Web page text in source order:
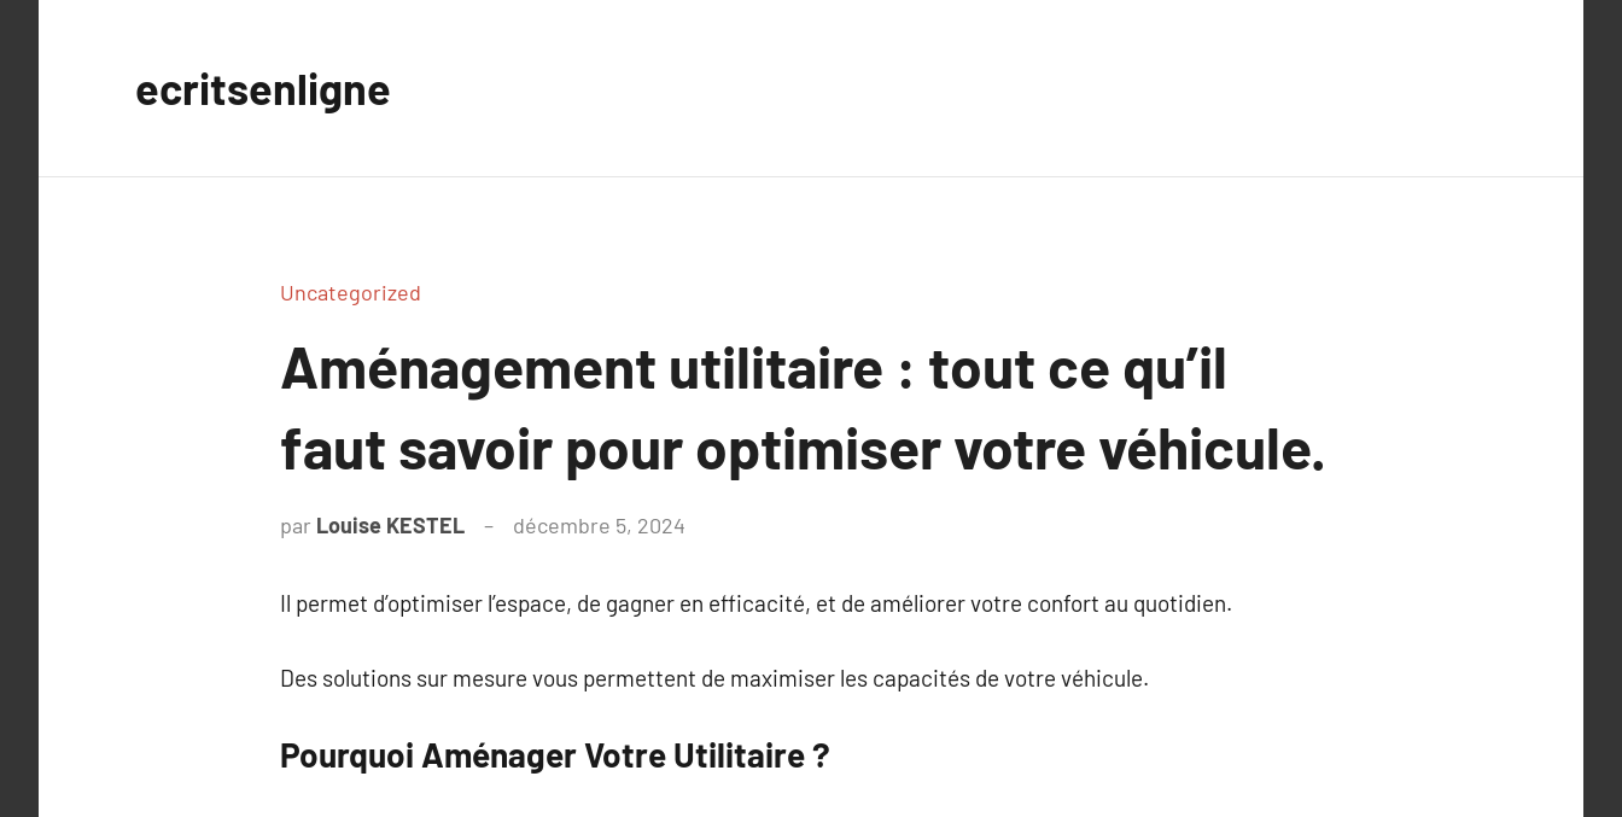
ecritsenligne
Uncategorized
Aménagement utilitaire : tout ce qu’il
faut savoir pour optimiser votre véhicule.
par Louise KESTEL décembre 5, 2024
Il permet d’optimiser l’espace, de gagner en efficacité, et de améliorer votre confort au quotidien.
Des solutions sur mesure vous permettent de maximiser les capacités de votre véhicule.
Pourquoi Aménager Votre Utilitaire ?